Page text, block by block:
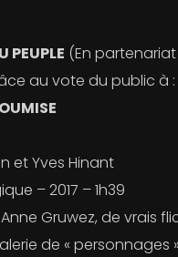
PEUPLE (En partenariat
au vote du public à :
et Yves Hinant
– 2017 – 1h39
Gruwez, de vrais
de « personnages